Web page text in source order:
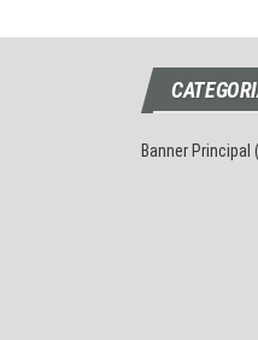
Banner Principal